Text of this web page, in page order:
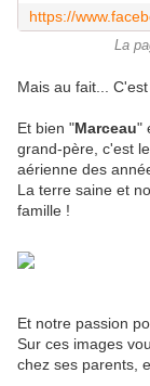
La
Mais au fait...
Et bien "Marceau"
grand-père, c'est
aérienne des
La terre saine et
famille !
Et notre passion
Sur ces images
chez ses parents,